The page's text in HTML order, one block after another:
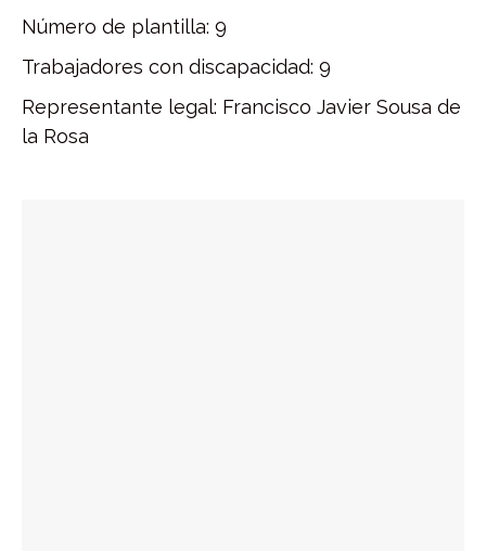
Número de plantilla: 9
Trabajadores con discapacidad: 9
Representante legal: Francisco Javier Sousa de
la Rosa